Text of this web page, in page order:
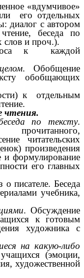
«вдумчивое»
его отдельных
диалог с автором
беседа по
слов и проч.).
к каждой
. Обобщение
обобщающих
к отдельным
чтения.
по тексту.
произведения
формулирование
его главных
о писателе. Беседа
учебника,
. Обсуждение
к готовым
художника с
на какую-либо
(эмоции,
художественной